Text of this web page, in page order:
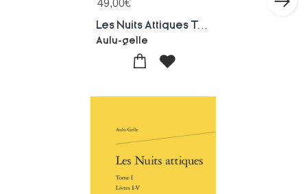
49,00€
Les Nuits Attiques Tome 2 : Livres Vi-xiii
Aulu-gelle